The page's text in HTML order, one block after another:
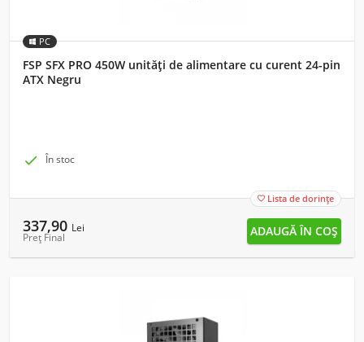
PC
FSP SFX PRO 450W unități de alimentare cu curent 24-pin
ATX Negru
 În stoc
 Lista de dorințe
337,90 Lei
Preț Final